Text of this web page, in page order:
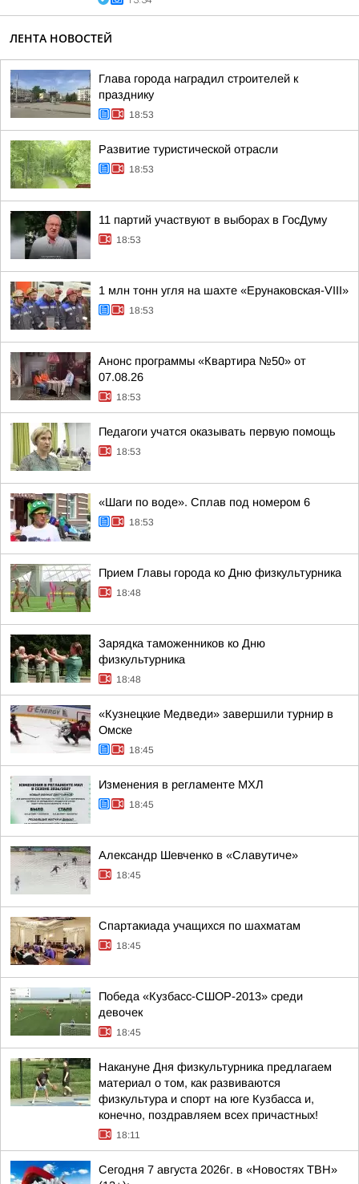
ЛЕНТА НОВОСТЕЙ
Глава города наградил строителей к
празднику
18:53
Развитие туристической отрасли
18:53
11 партий участвуют в выборах в ГосДуму
18:53
1 млн тонн угля на шахте «Ерунаковская-VIII»
18:53
Анонс программы «Квартира №50» от
07.08.26
18:53
Педагоги учатся оказывать первую помощь
18:53
«Шаги по воде». Сплав под номером 6
18:53
Прием Главы города ко Дню физкультурника
18:48
Зарядка таможенников ко Дню
физкультурника
18:48
«Кузнецкие Медведи» завершили турнир в
Омске
18:45
Изменения в регламенте МХЛ
18:45
Александр Шевченко в «Славутиче»
18:45
Спартакиада учащихся по шахматам
18:45
Победа «Кузбасс-СШОР-2013» среди
девочек
18:45
Накануне Дня физкультурника предлагаем
материал о том, как развиваются
физкультура и спорт на юге Кузбасса и,
конечно, поздравляем всех причастных!
18:11
Сегодня 7 августа 2026г. в «Новостях ТВН»